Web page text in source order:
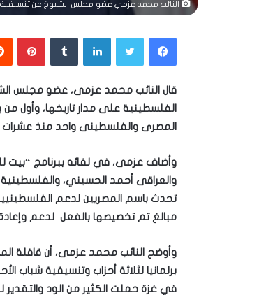
النائب محمد عزمي عضو مجلس الشيوخ عن تنسيقية
فيسبوكتويتر لينكدإن
قال النائب محمد عزمى، عضو مجلس
الفلسطينية على مدار تاريخها، وأول
المصرى والفلسطينى واحد منذ عشرات
وأضاف عزمى، في لقائه ببرنامج “بيت
والعراقى أحمد الحسيني،
تحدث باسم المصريين لدعم
مبالغ تم تخصيصها بالفعل لدعم وإعادة
برلمانيا لثلاثة أحزاب وتنسيقية شباب
في غزة حملت الكثير من الود والتقدير